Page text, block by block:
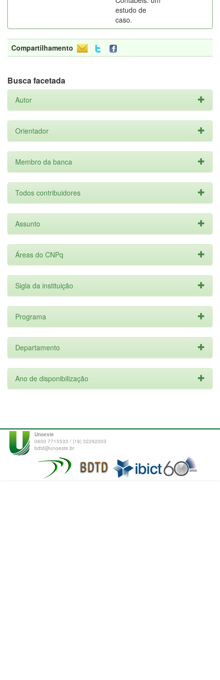
estudo de
caso.
Compartilhamento
Busca facetada
Autor
Orientador
Membro da banca
Todos contribuidores
Assunto
Áreas do CNPq
Sigla da instituição
Programa
Departamento
Ano de disponibilização
Unoeste
0800 7715533 / (18) 32292003
bdtd@unoeste.br